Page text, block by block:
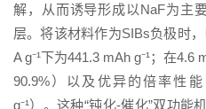
解，从而诱导形成以NaF为主
层。将该材料作为SIBs负极时
A g⁻¹下为441.3 mAh g⁻¹；在
90.9%）以及优异的倍率性能
g⁻¹）。这种“钝化-催化”双功